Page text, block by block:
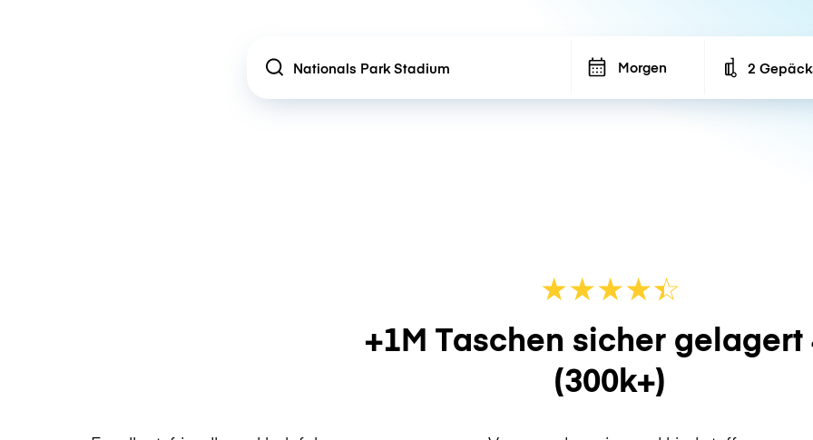
Location Morgen Number of
2
★★★★☆
★
+1M Taschen sicher gelagert
(300k+)